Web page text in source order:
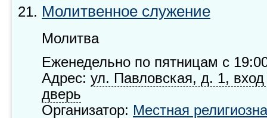
Молитвенное служение
Молитва
Еженедельно по пятницам с
Адрес: ул. Павловская, д. 1,
дверь
Организатор: Местная